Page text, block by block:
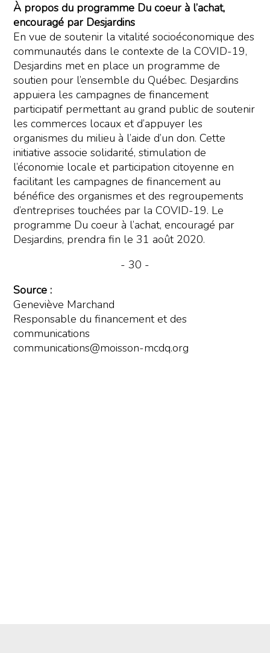
À propos du programme Du coeur à l’achat,
encouragé par Desjardins
En vue de soutenir la vitalité socioéconomique des
communautés dans le contexte de la COVID-19,
Desjardins met en place un programme de
soutien pour l’ensemble du Québec. Desjardins
appuiera les campagnes de financement
participatif permettant au grand public de soutenir
les commerces locaux et d’appuyer les
organismes du milieu à l’aide d’un don. Cette
initiative associe solidarité, stimulation de
l’économie locale et participation citoyenne en
facilitant les campagnes de financement au
bénéfice des organismes et des regroupements
d’entreprises touchées par la COVID-19. Le
programme Du coeur à l’achat, encouragé par
Desjardins, prendra fin le 31 août 2020.
- 30 -
Source :
Geneviève Marchand
Responsable du financement et des
communications
communications@moisson-mcdq.org